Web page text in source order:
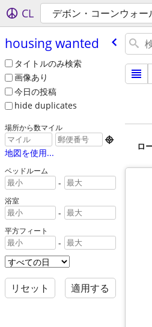
CL デボン・コーンウォー
housing wanted
タイトルのみ検索
画像あり
今日の投稿
hide duplicates
場所から数マイル

地図を使用...
ベッドルーム
-
浴室
-
平方フィート
-
リセット 適用する
ロ